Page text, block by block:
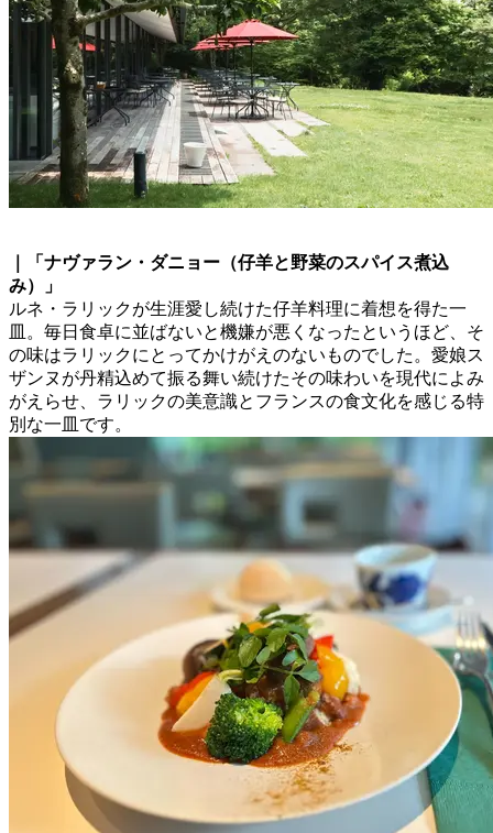
｜「ナヴァラン・ダニョー（仔羊と野菜のスパイス煮込
み）」
ルネ・ラリックが生涯愛し続けた仔羊料理に着想を得た一
皿。毎日食卓に並ばないと機嫌が悪くなったというほど、そ
の味はラリックにとってかけがえのないものでした。愛娘ス
ザンヌが丹精込めて振る舞い続けたその味わいを現代によみ
がえらせ、ラリックの美意識とフランスの食文化を感じる特
別な一皿です。